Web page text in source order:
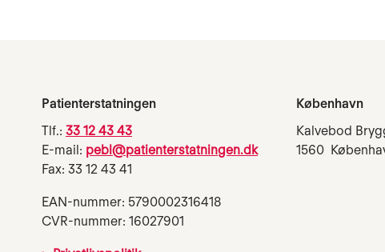
Patienterstatningen
Tlf.: 33 12 43 43
E-mail: pebl@patienterstatningen.dk
Fax: 33 12 43 41
EAN-nummer: 5790002316418
CVR-nummer: 16027901
København
Kalvebod
1560